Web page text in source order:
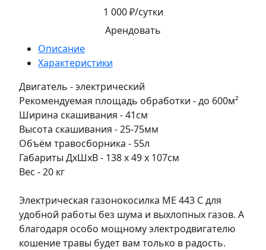
1 000 ₽/сутки
Арендовать
Описание
Характеристики
Двигатель - электрический
Рекомендуемая площадь обработки - до 600м²
Ширина скашивания - 41см
Высота скашивания - 25-75мм
Объём травосборника - 55л
Габариты ДхШхВ - 138 х 49 х 107см
Вес - 20 кг
Электрическая газонокосилка ME 443 C для
удобной работы без шума и выхлопных газов. А
благодаря особо мощному электродвигателю
кошение травы будет вам только в радость.